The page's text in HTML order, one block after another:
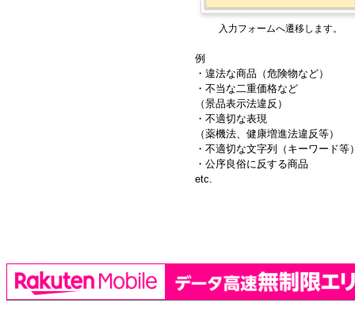
入力フォームへ遷移します。
例
・違法な商品（危険物など）
・不当な二重価格など
（景品表示法違反）
・不適切な表現
（薬機法、健康増進法違反等）
・不適切な文字列（キーワード等）
・公序良俗に反する商品
etc.